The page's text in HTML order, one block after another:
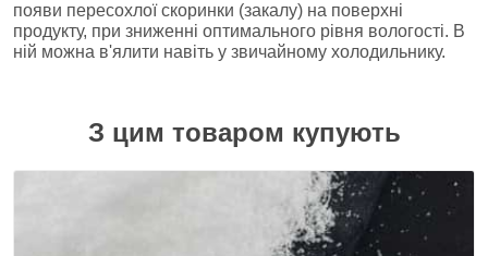
появи пересохлої скоринки (закалу) на поверхні
продукту, при зниженні оптимального рівня вологості. В
ній можна в'ялити навіть у звичайному холодильнику.
З цим товаром купують